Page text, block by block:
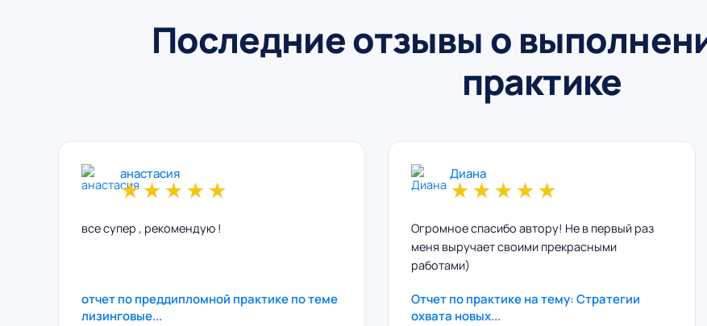
Последние отзывы о
практике
анастасия
★★★★★
все супер , рекомендую !
отчет по преддипломной практике по теме
лизинговые...
Диана
★★★★★
Огромное спасибо автору! Не в первый раз
меня выручает своими прекрасными
работами)
Отчет по практике на тему: Стратегии
охвата новых...